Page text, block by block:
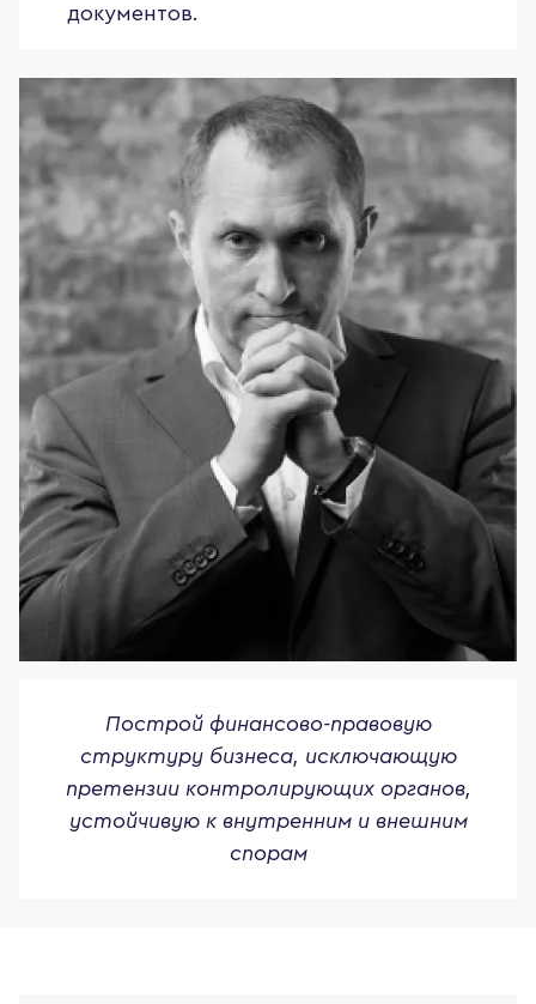
документов.
Построй финансово-правовую
структуру бизнеса, исключающую
претензии контролирующих органов,
устойчивую к внутренним и внешним
спорам